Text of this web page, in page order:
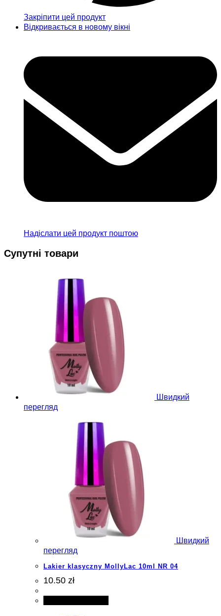
Закріпити цей продукт
Відкривається в новому вікні
Надіслати цей продукт поштою
Супутні товари
Швидкий
перегляд
Швидкий
перегляд
Lakier klasyczny MollyLac 10ml NR 04
10.50 zł